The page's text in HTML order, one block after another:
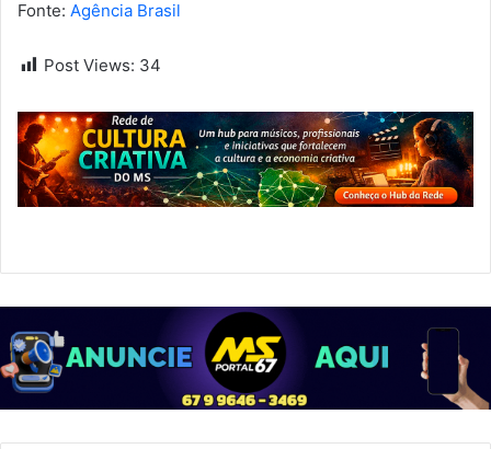
Fonte: Agência Brasil
Post Views: 34